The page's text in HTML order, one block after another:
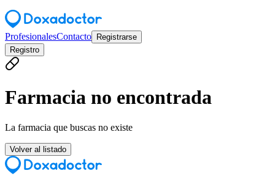
ProfesionalesContacto
Registrarse
Registro
Farmacia no encontrada
La farmacia que buscas no existe
Volver al listado